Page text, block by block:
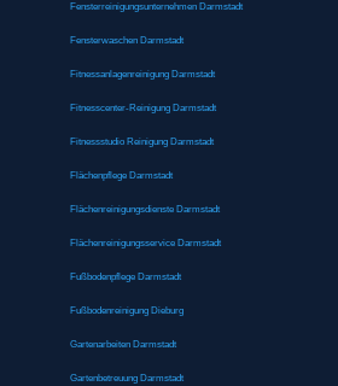
Fensterreinigungsunternehmen Darmstadt
Fensterwaschen Darmstadt
Fitnessanlagenreinigung Darmstadt
Fitnesscenter-Reinigung Darmstadt
Fitnessstudio Reinigung Darmstadt
Flächenpflege Darmstadt
Flächenreinigungsdienste Darmstadt
Flächenreinigungsservice Darmstadt
Fußbodenpflege Darmstadt
Fußbodenreinigung Dieburg
Gartenarbeiten Darmstadt
Gartenbetreuung Darmstadt